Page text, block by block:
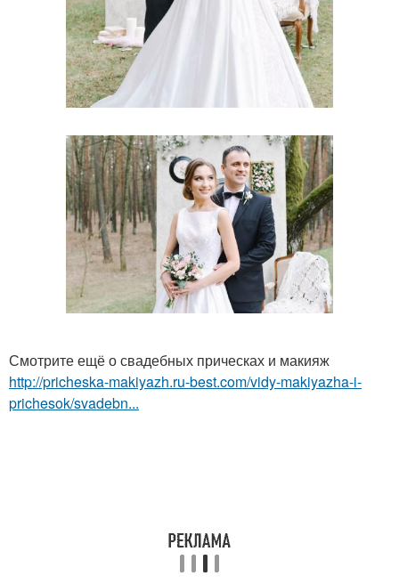
Смотрите ещё о свадебных прическах и макияж
http://pricheska-makiyazh.ru-best.com/vidy-makiyazha-i-
prichesok/svadebn...